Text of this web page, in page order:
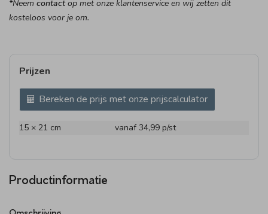
*Neem contactop met onze klantenservice en wij zetten dit
kosteloos voor je om.
Prijzen
Bereken de prijs met onze prijscalculator
15 × 21 cm vanaf 34,99 p/st
Productinformatie